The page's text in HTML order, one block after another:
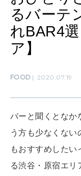
2026
るバーテ
れBAR4
ア】
FOOD 2020.07.19
バーと聞くとなか
う方も少なくない
もおすすめしたい
る渋谷・原宿エリ